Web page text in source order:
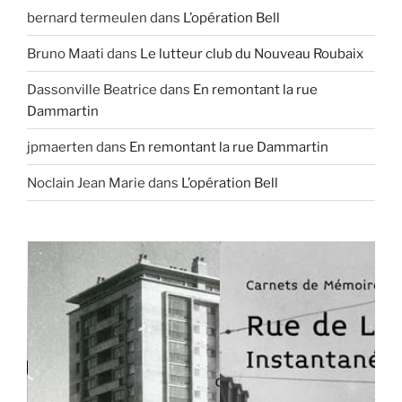
bernard termeulen dans L’opération Bell
Bruno Maati dans Le lutteur club du Nouveau Roubaix
Dassonville Beatrice dans En remontant la rue
Dammartin
jpmaerten dans En remontant la rue Dammartin
Noclain Jean Marie dans L’opération Bell